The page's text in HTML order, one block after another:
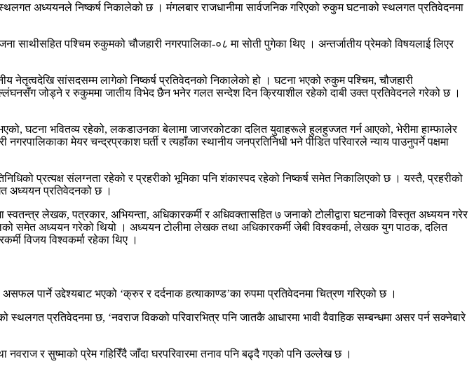
अध्ययनले निष्कर्ष निकालेको छ । मंगलबार राजधानीमा सार्वजनिक गरिएको रुकुम घटनाको स्थलगत प्रतिवेदनमा
पश्चिम रुकुमको चौजहारी नगरपालिका-०८ मा सोती पुगेका थिए । अन्तर्जातीय प्रेमको विषयलाई लिएर
नेतृत्वदेखि सांसदसम्म लागेको निष्कर्ष प्रतिवेदनको निकालेको हो । घटना भएको रुकुम पश्चिम, चौजहारी
जोड्ने र रुकुममा जातीय विभेद छैन भनेर गलत सन्देश दिन क्रियाशील रहेको दाबी उक्त प्रतिवेदनले गरेको छ ।
घटना भवितव्य रहेको, लकडाउनका बेलामा जाजरकोटका दलित युवाहरूले हुलहुज्जत गर्न आएको, भेरीमा हाम्फालेर
मेयर चन्द्रप्रकाश घर्ती र त्यहाँका स्थानीय जनप्रतिनिधी भने पीडित परिवारले न्याय पाउनुपर्ने पक्षमा
प्रत्यक्ष संलग्नता रहेको र प्रहरीको भूमिका पनि शंकास्पद रहेको निष्कर्ष समेत निकालिएको छ । यस्तै, प्रहरीको
अध्ययन प्रतिवेदनको छ ।
लेखक, पत्रकार, अभियन्ता, अधिकारकर्मी र अधिवक्तासहित ७ जनाको टोलीद्वारा घटनाको विस्तृत अध्ययन गरेर
समेत अध्ययन गरेको थियो । अध्ययन टोलीमा लेखक तथा अधिकारकर्मी जेबी विश्वकर्मा, लेखक युग पाठक, दलित
विजय विश्वकर्मा रहेका थिए ।
पार्ने उद्देश्यबाट भएको ‘क्रुर र दर्दनाक हत्याकाण्ड’का रुपमा प्रतिवेदनमा चित्रण गरिएको छ ।
प्रतिवेदनमा छ, ‘नवराज विकको परिवारभित्र पनि जातकै आधारमा भावी वैवाहिक सम्बन्धमा असर पर्न सक्नेबारे
र सुष्माको प्रेम गहिरिँदै जाँदा घरपरिवारमा तनाव पनि बढ्दै गएको पनि उल्लेख छ ।